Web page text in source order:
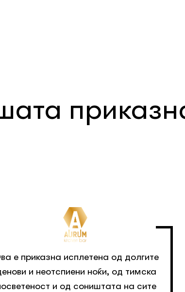
е приказна исплетена од долгите
и неотспиени ноќи, од тимска
и од соништата на сите